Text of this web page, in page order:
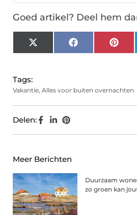
Goed artikel? Deel hem
X
(Twitter)
Facebook
Tags:
Vakantie, Alles voor buiten overnachten
Delen:
Meer Berichten
Duurzaam
zo groen kan